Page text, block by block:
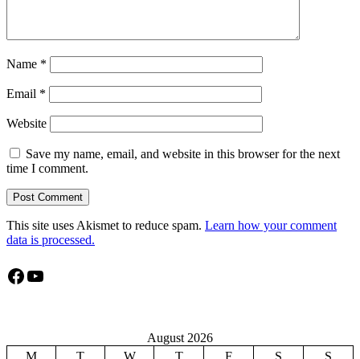
Name *
Email *
Website
Save my name, email, and website in this browser for the next
time I comment.
This site uses Akismet to reduce spam. Learn how your comment
data is processed.
Facebook
YouTube
August 2026